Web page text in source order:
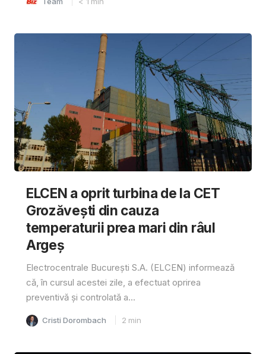
ELCEN a oprit turbina de la CET
Grozăvești din cauza
temperaturii prea mari din râul
Argeș
Electrocentrale București S.A. (ELCEN) informează
că, în cursul acestei zile, a efectuat oprirea
preventivă și controlată a...
Cristi Dorombach 2 min